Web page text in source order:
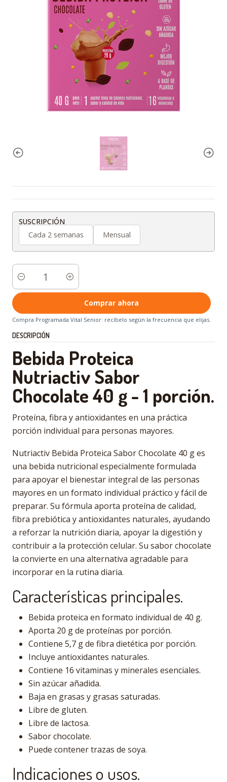
SUSCRIPCIÓN
Cada 2 semanas
Mensual
Cantidad
Comprar ahora
Compra Programada Vital Senior: recíbelo según la frecuencia que elijas.
DESCRIPCIÓN
Bebida Proteica
Nutriactiv Sabor
Chocolate 40 g - 1 porción.
Proteína, fibra y antioxidantes en una práctica
porción individual para personas mayores.
Nutriactiv Bebida Proteica Sabor Chocolate 40 g es
una bebida nutricional especialmente formulada
para apoyar el bienestar integral de las personas
mayores en un formato individual práctico y fácil de
preparar. Su fórmula aporta proteína de calidad,
fibra prebiótica y antioxidantes naturales, ayudando
a reforzar la nutrición diaria, apoyar la digestión y
contribuir a la protección celular. Su sabor chocolate
la convierte en una alternativa agradable para
incorporar en la rutina diaria.
Características principales.
Bebida proteica en formato individual de 40 g.
Aporta 20 g de proteínas por porción.
Contiene 5,7 g de fibra dietética por porción.
Incluye antioxidantes naturales.
Contiene 16 vitaminas y minerales esenciales.
Sin azúcar añadida.
Baja en grasas y grasas saturadas.
Libre de gluten.
Libre de lactosa.
Sabor chocolate.
Puede contener trazas de soya.
Indicaciones o usos.